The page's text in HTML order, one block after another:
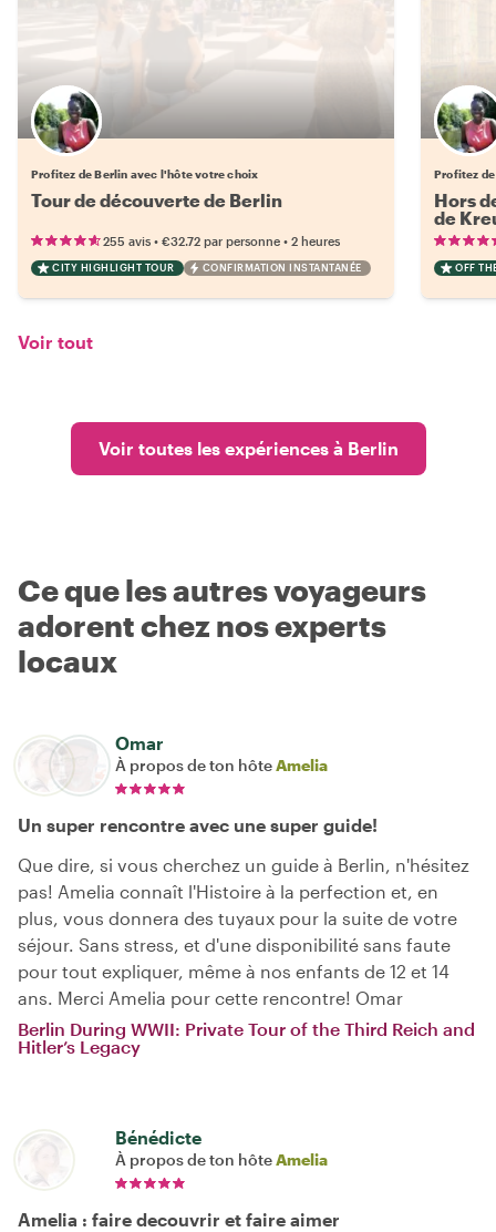
Profitez de Berlin avec l'hôte votre choix
Tour de découverte de Berlin
255 avis • €32.72 par personne • 2 heures
CITY HIGHLIGHT TOUR CONFIRMATION INSTANTANÉE
Profitez
Hors
de
OFF
Voir tout
Voir toutes les expériences à Berlin
Ce que les autres voyageurs
adorent chez nos experts
locaux
Omar
À propos de ton hôteAmelia
Un super rencontre avec une super guide!
Que dire, si vous cherchez un guide à Berlin, n'hésitez
pas! Amelia connaît l'Histoire à la perfection et, en
plus, vous donnera des tuyaux pour la suite de votre
séjour. Sans stress, et d'une disponibilité sans faute
pour tout expliquer, même à nos enfants de 12 et 14
ans. Merci Amelia pour cette rencontre! Omar
Berlin During WWII: Private Tour of the Third Reich and
Hitler’s Legacy
Bénédicte
À propos de ton hôteAmelia
Amelia : faire decouvrir et faire aimer